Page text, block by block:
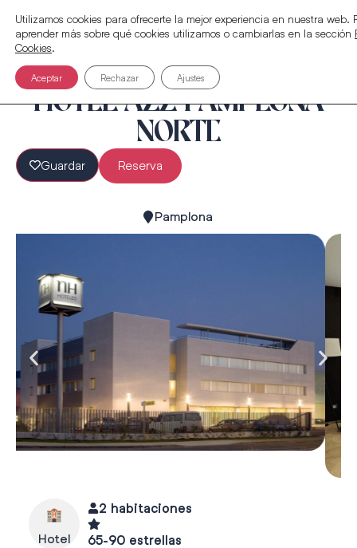
HOTEL AZZ PAMPLONA
NORTE
Guardar Reserva
Pamplona
Hotel
2 habitaciones
65-90 estrellas
Utilizamos cookies para ofrecerte la mejor experiencia en nuestra web.
aprender más sobre qué cookies utilizamos o cambiarlas en la sección
Cookies.
Aceptar Rechazar Ajustes